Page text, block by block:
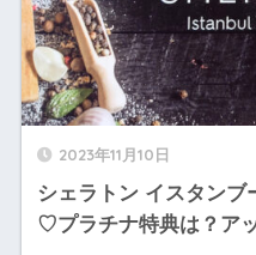
2023年11月10日
シェラトン イスタンブ
♡プラチナ特典は？ア